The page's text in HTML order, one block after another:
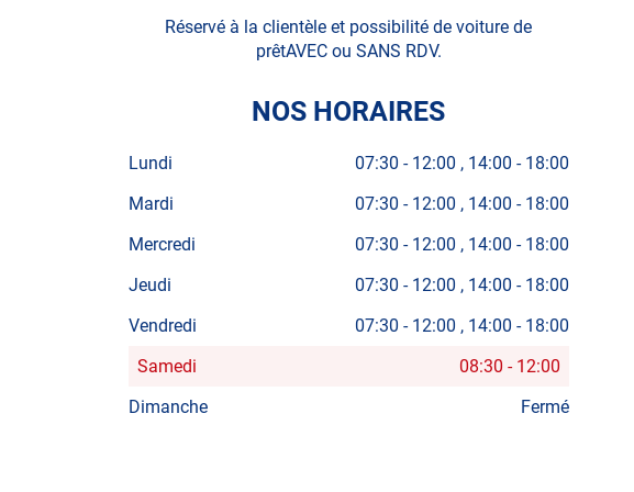
ECHIREY
Réservé à la clientèle et possibilité de voiture de
prêtAVEC ou SANS RDV.
NOS HORAIRES
Lundi 07:30 - 12:00 14:00 - 18:00
Mardi
07:30 - 12:00 14:00 - 18:00
Mercredi
07:30 - 12:00 14:00 - 18:00
Jeudi
07:30 - 12:00 14:00 - 18:00
Vendredi
07:30 - 12:00 14:00 - 18:00
Horaires
d'ouverture
Samedi 08:30 - 12:00
Dimanche
Fermé